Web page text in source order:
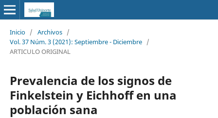
Inicio / Archivos /
Vol. 37 Núm. 3 (2021): Septiembre - Diciembre /
ARTICULO ORIGINAL
Prevalencia de los signos de
Finkelstein y Eichhoff en una
población sana